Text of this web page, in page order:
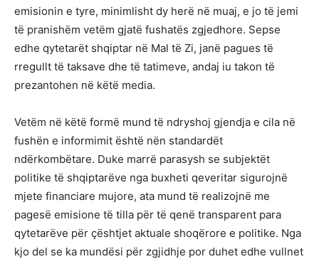
emisionin e tyre, minimlisht dy herë në muaj, e jo të jemi
të pranishëm vetëm gjatë fushatës zgjedhore. Sepse
edhe qytetarët shqiptar në Mal të Zi, janë pagues të
rregullt të taksave dhe të tatimeve, andaj iu takon të
prezantohen në këtë media.
Vetëm në këtë formë mund të ndryshoj gjendja e cila në
fushën e informimit është nën standardët
ndërkombëtare. Duke marrë parasysh se subjektët
politike të shqiptarëve nga buxheti qeveritar sigurojnë
mjete financiare mujore, ata mund të realizojnë me
pagesë emisione të tilla për të qenë transparent para
qytetarëve për çështjet aktuale shoqërore e politike. Nga
kjo del se ka mundësi për zgjidhje por duhet edhe vullnet